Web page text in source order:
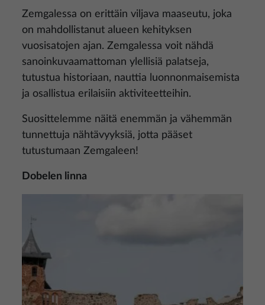
Zemgalessa on erittäin viljava maaseutu, joka
on mahdollistanut alueen kehityksen
vuosisatojen ajan. Zemgalessa voit nähdä
sanoinkuvaamattoman ylellisiä palatseja,
tutustua historiaan, nauttia luonnonmaisemista
ja osallistua erilaisiin aktiviteetteihin.
Suosittelemme näitä enemmän ja vähemmän
tunnettuja nähtävyyksiä, jotta pääset
tutustumaan Zemgaleen!
Dobelen linna